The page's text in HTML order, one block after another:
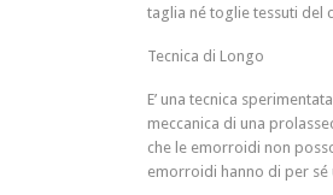
taglia né toglie tessuti del
Tecnica di Longo
E’ una tecnica
meccanica di una
che le emorroidi non
emorroidi hanno di per